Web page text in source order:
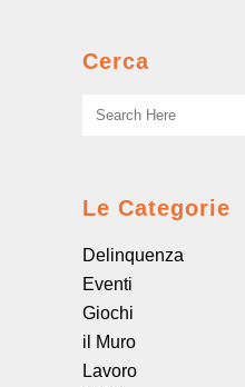
Cerca
Le Categorie
Delinquenza
Eventi
Giochi
il Muro
Lavoro